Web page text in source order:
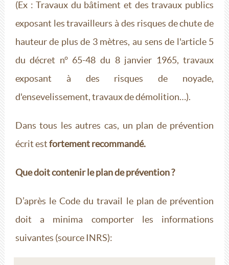
(Ex : Travaux du bâtiment et des travaux publics
exposant les travailleurs à des risques de chute de
hauteur de plus de 3 mètres, au sens de l'article 5
du décret n° 65-48 du 8 janvier 1965, travaux
exposant à des risques de noyade,
d'ensevelissement, travaux de démolition…).
Dans tous les autres cas, un plan de prévention
écrit estfortement recommandé.
Que doit contenir le plan de prévention ?
D’après le Code du travail le plan de prévention
doit a minima comporter les informations
suivantes (source INRS):